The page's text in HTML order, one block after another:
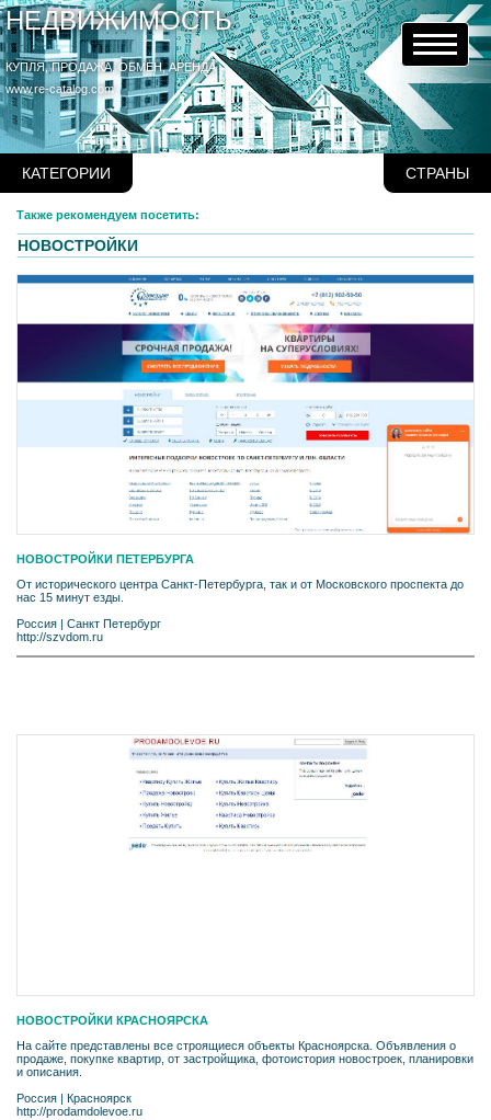
НЕДВИЖИМОСТЬ
КУПЛЯ, ПРОДАЖА, ОБМЕН, АРЕНДА
www.re-catalog.com
КАТЕГОРИИ СТРАНЫ
Также рекомендуем посетить:
НОВОСТРОЙКИ
НОВОСТРОЙКИ ПЕТЕРБУРГА
От исторического центра Санкт-Петербурга, так и от Московского проспекта до
нас 15 минут езды.
Россия
Санкт Петербург
http://szvdom.ru
НОВОСТРОЙКИ КРАСНОЯРСКА
На сайте представлены все строящиеся объекты Красноярска. Объявления о
продаже, покупке квартир, от застройщика, фотоистория новостроек, планировки
и описания.
Россия | Красноярск
http://prodamdolevoe.ru